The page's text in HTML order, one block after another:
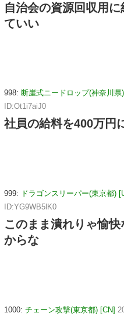
自治会の資源回収用
ていい
998: 断崖式ニードロップ(神奈川県
ID:Ot1i7aiJ0
社員の給料を400万円
999: ドラゴンスリーパー(東京都)
ID:YG9WB5lK0
このまま潰れりゃ愉
からな
1000: チェーン攻撃(東京都) [CN]